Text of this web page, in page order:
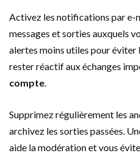
Activez les notifications par e-
messages et sorties auxquels
alertes moins utiles pour
rester réactif aux échanges
compte.
Supprimez régulièrement les
archivez les sorties passées.
aide la modération et vous